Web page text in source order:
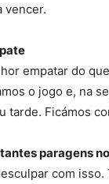
vencer.
empatar do
o jogo e, na
tarde. Ficámos
paragens
com